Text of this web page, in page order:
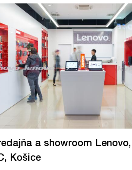
a showroom
Košice